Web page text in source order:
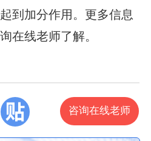
到加分作用。更多信息
在线老师了解。
咨询在线老师